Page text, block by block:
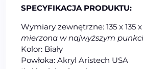
SPECYFIKACJA PRODUKTU:
Wymiary zewnętrzne: 135 x 135
mierzona w najwyższym
Kolor: Biały
Powłoka: Akryl Aristech USA